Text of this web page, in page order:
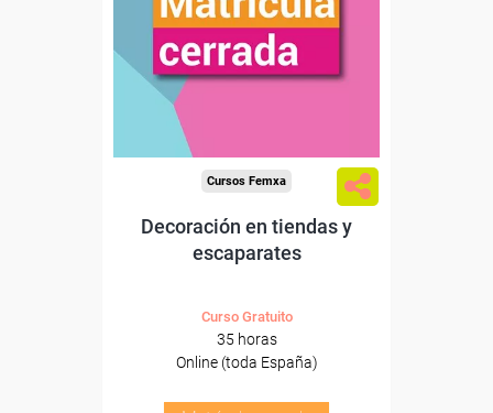
Cursos Femxa
Decoración en tiendas y
escaparates
Curso Gratuito
35 horas
Online (toda España)